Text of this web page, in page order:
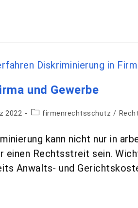
und Gewerbe
2022 firmenrechtsschutz /
kann nicht nur in
einen Rechtsstreit sein.
Anwalts- und